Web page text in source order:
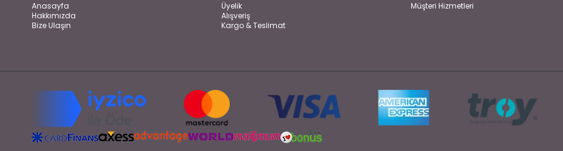
Anasayfa
Hakkımızda
Bize Ulaşın
Üyelik
Alışveriş
Kargo & Teslimat
Müşteri Hizmetleri